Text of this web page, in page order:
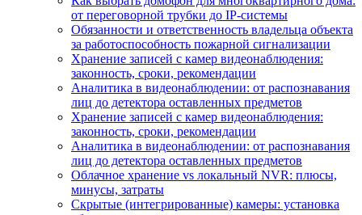
от переговорной трубки до IP-системы
Обязанности и ответственность владельца объекта
за работоспособность пожарной сигнализации
Хранение записей с камер видеонаблюдения:
законность, сроки, рекомендации
Аналитика в видеонаблюдении: от распознавания
лиц до детектора оставленных предметов
Хранение записей с камер видеонаблюдения:
законность, сроки, рекомендации
Аналитика в видеонаблюдении: от распознавания
лиц до детектора оставленных предметов
Облачное хранение vs локальный NVR: плюсы,
минусы, затраты
Скрытые (интегрированные) камеры: установка